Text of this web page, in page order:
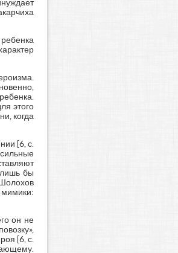
этого
когда
[6, с.
бы
мимики:
он не
[6, с.